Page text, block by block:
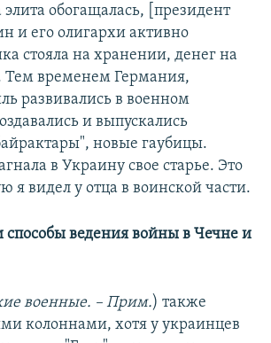
элита обогащалась, [президент
и его олигархи активно
стояла на хранении, денег на
Тем временем Германия,
развивались в военном
и выпускались
новые гаубицы.
в Украину свое старье. Это
я видел у отца в воинской части.
способы ведения войны в Чечне и
военные. – Прим.) также
колоннами, хотя у украинцев